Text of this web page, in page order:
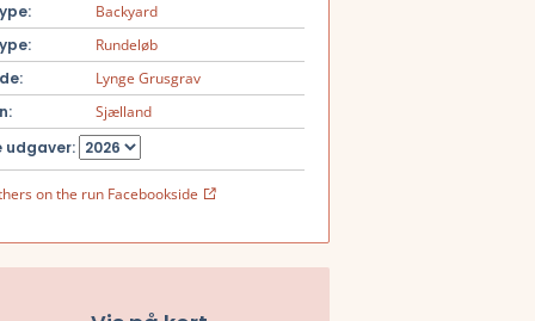
Backyard
Rundeløb
Lynge Grusgrav
Sjælland
udgaver:
on the run Facebookside